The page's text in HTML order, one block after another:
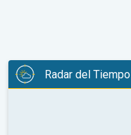
Radar del Tiempo